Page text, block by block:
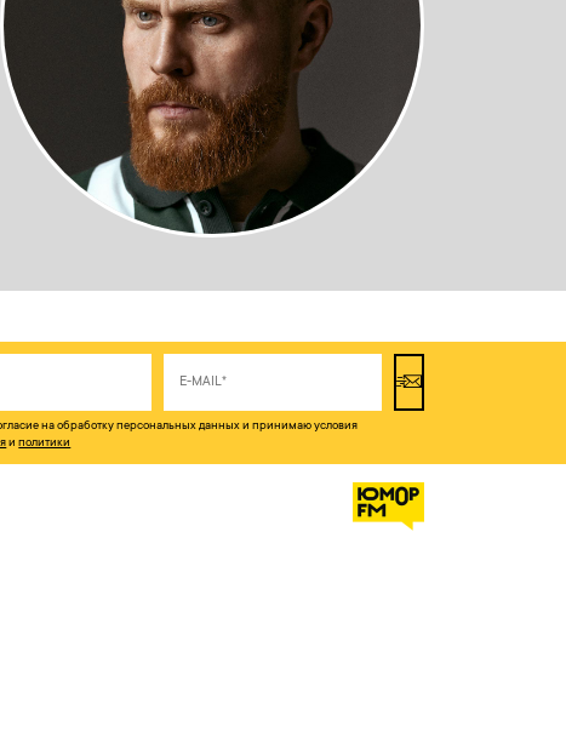
на обработку персональных данных и принимаю условия
иполитики